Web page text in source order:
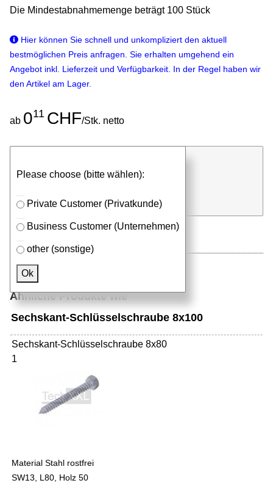
Die Mindestabnahmemenge beträgt 100 Stück
Hier können Sie schnell und unkompliziert den aktuell
bestmöglichen Preis anfragen. Sie erhalten umgehend ein
Angebot inkl. Lieferzeit und Verfügbarkeit. In der Regel haben wir
den Artikel am Lager.
ab 011 CHF/Stk. netto
Please choose (bitte wählen):
Private Customer (Privatkunde)
Business Customer (Unternehmen)
other (sonstige)
Ok
⮮
Stk. in Anfrageliste
Ähnliche Produkte wie
Sechskant-Schlüsselschraube 8x100
Sechskant-Schlüsselschraube 8x80
1
Material Stahl rostfrei
SW13, L80, Holz 50